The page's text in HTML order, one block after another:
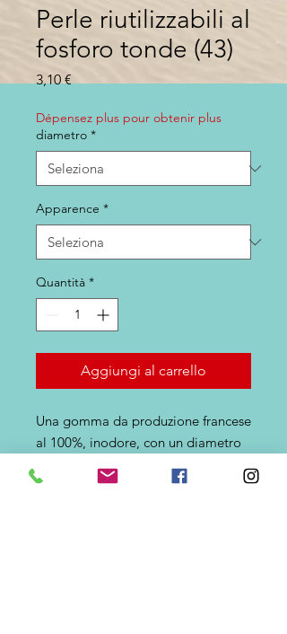
Perle riutilizzabili al
fosforo tonde (43)
3,10 €
Dépensez plus pour obtenir plus
diametro *
Apparence *
Quantità *
Aggiungi al carrello
Una gomma da produzione francese
al 100%, inodore, con un diametro
rigoroso e una notevole
fosforescenza. Il massimo per